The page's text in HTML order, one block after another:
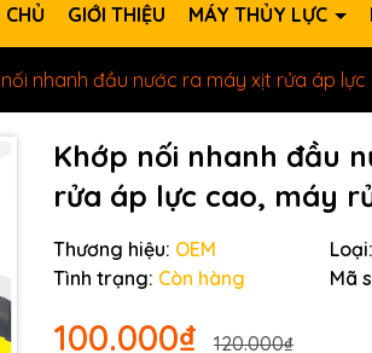
GIỚI THIỆU MÁY THỦY LỰC
nhanh đầu nước ra máy xịt rửa áp
Khớp nối nhanh đầu
rửa áp lực cao, máy
Thương hiệu: OEM Loại:
Tình trạng: Còn hàng Mã
100.000₫ 120.000₫